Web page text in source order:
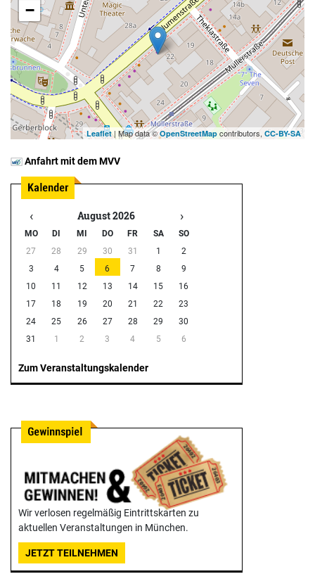
−
Leaflet| Map data ©OpenStreetMap contributors, CC-BY-SA
Anfahrt mit dem MVV
‹ August 2026 ›
MO DI MI DO FR SA
SO
27
28 29 30 31 1
2
3
4 5 6 7 8
9
10
11 12 13 14 15
16
17
18 19 20 21 22
23
24
25 26 27 28 29
30
31
1 2 3 4 5 6
Zum Veranstaltungskalender
Wir verlosen regelmäßig Eintrittskarten zu
aktuellen Veranstaltungen in München.
JETZT TEILNEHMEN